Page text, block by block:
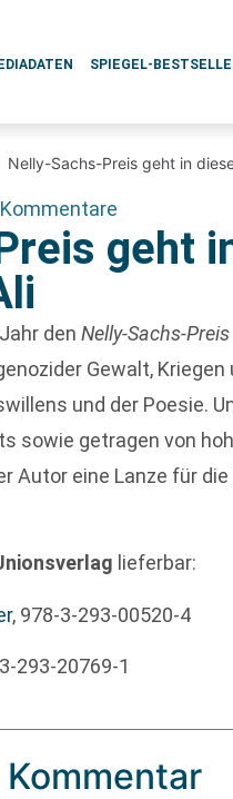
SPIEGEL-
Nelly-Sachs-Preis geht in
geht
denNelly-Sachs-Preis
Gewalt, Kriegen
und der Poesie.
sowie getragen von
Autor eine Lanze für
lieferbar:
, 978-3-293-00520-4
293-20769-1